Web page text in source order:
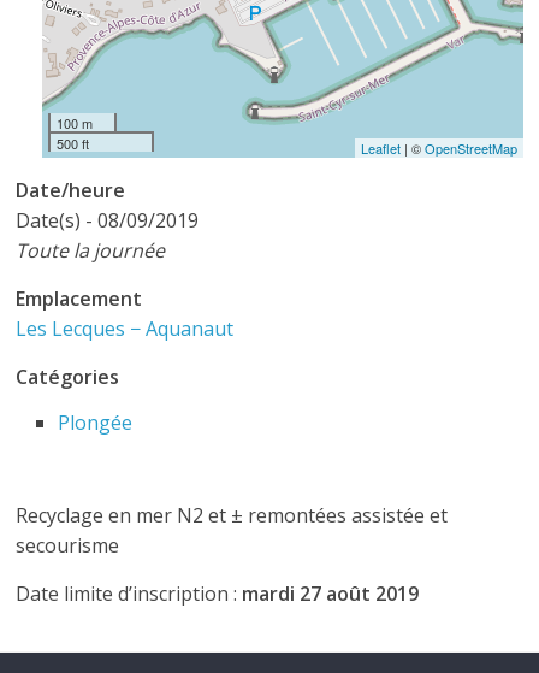
100 m
500 ft
Leaflet| ©OpenStreetMap
Date/heure
Date(s) - 08/09/2019
Toute la journée
Emplacement
Les Lecques − Aquanaut
Catégories
Plongée
Recyclage en mer N2 et ± remontées assistée et
secourisme
Date limite d’inscription : mardi 27 août 2019